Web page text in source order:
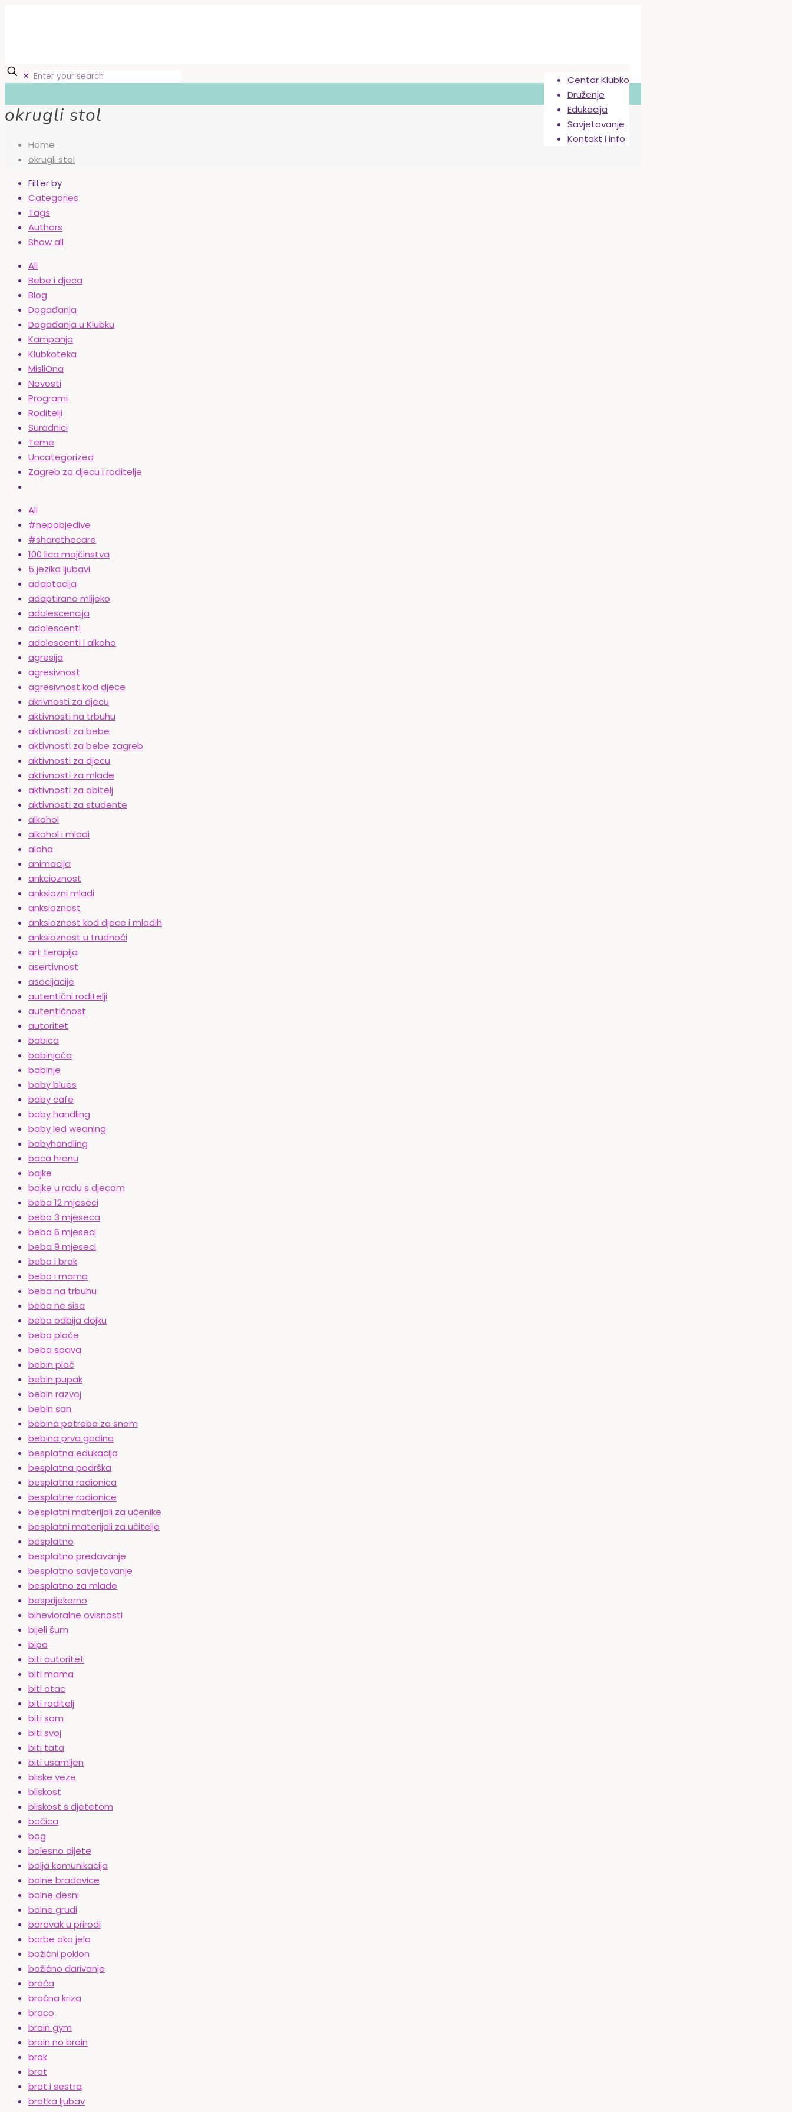
Centar Klubko
Druženje
Edukacija
Savjetovanje
Kontakt i info
✕
okrugli stol
Home
okrugli stol
Filter by
Categories
Tags
Authors
Show all
All
Bebe i djeca
Blog
Događanja
Događanja u Klubku
Kampanja
Klubkoteka
MisliOna
Novosti
Programi
Roditelji
Suradnici
Teme
Uncategorized
Zagreb za djecu i roditelje
All
#nepobjedive
#sharethecare
100 lica majčinstva
5 jezika ljubavi
adaptacija
adaptirano mlijeko
adolescencija
adolescenti
adolescenti i alkoho
agresija
agresivnost
agresivnost kod djece
akrivnosti za djecu
aktivnosti na trbuhu
aktivnosti za bebe
aktivnosti za bebe zagreb
aktivnosti za djecu
aktivnosti za mlade
aktivnosti za obitelj
aktivnosti za studente
alkohol
alkohol i mladi
aloha
animacija
ankcioznost
anksiozni mladi
anksioznost
anksioznost kod djece i mladih
anksioznost u trudnoći
art terapija
asertivnost
asocijacije
autentični roditelji
autentičnost
autoritet
babica
babinjača
babinje
baby blues
baby cafe
baby handling
baby led weaning
babyhandling
baca hranu
bajke
bajke u radu s djecom
beba 12 mjeseci
beba 3 mjeseca
beba 6 mjeseci
beba 9 mjeseci
beba i brak
beba i mama
beba na trbuhu
beba ne sisa
beba odbija dojku
beba plače
beba spava
bebin plač
bebin pupak
bebin razvoj
bebin san
bebina potreba za snom
bebina prva godina
besplatna edukacija
besplatna podrška
besplatna radionica
besplatne radionice
besplatni materijali za učenike
besplatni materijali za učitelje
besplatno
besplatno predavanje
besplatno savjetovanje
besplatno za mlade
besprijekorno
bihevioralne ovisnosti
bijeli šum
bipa
biti autoritet
biti mama
biti otac
biti roditelj
biti sam
biti svoj
biti tata
biti usamljen
bliske veze
bliskost
bliskost s djetetom
bočica
bog
bolesno dijete
bolja komunikacija
bolne bradavice
bolne desni
bolne grudi
boravak u prirodi
borbe oko jela
božićni poklon
božićno darivanje
braća
bračna kriza
braco
brain gym
brain no brain
brak
brat
brat i sestra
bratka ljubav